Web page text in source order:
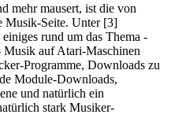
mehr mausert, ist die von
Musik-Seite. Unter [3]
rund um das Thema -
Musik auf Atari-Maschinen
Programme, Downloads zu
Module-Downloads,
und natürlich ein
stark Musiker-